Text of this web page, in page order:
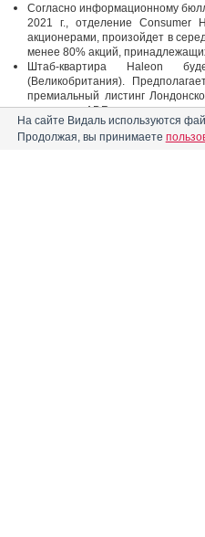
Согласно информационному
2021 г., отделение Consumer
акционерами, произойдет в
менее 80% акций,
Штаб-квартира Haleon
(Великобритания).
премиальный листинг
выпущены ADR.
Ожидается, что новый кампус в
года. Помимо штаб-квартиры,
На сайте Видаль используются
Продолжая, вы принимаете